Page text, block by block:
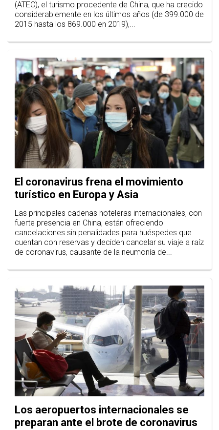
(ATEC), el turismo procedente de China, que ha crecido
considerablemente en los últimos años (de 399.000 de
2015 hasta los 869.000 en 2019),...
El coronavirus frena el movimiento
turístico en Europa y Asia
Las principales cadenas hoteleras internacionales, con
fuerte presencia en China, están ofreciendo
cancelaciones sin penalidades para huéspedes que
cuentan con reservas y deciden cancelar su viaje a raíz
de coronavirus, causante de la neumonía de...
Los aeropuertos internacionales se
preparan ante el brote de coronavirus